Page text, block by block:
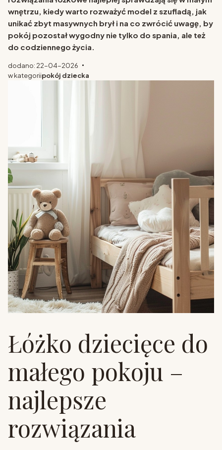
wnętrzu, kiedy warto rozważyć model z szufladą, jak
unikać zbyt masywnych brył i na co zwrócić uwagę, by
pokój pozostał wygodny nie tylko do spania, ale też
do codziennego życia.
dodano: 22-04-2026
w kategoriipokój dziecka
Łóżko dziecięce do
małego pokoju –
najlepsze
rozwiązania